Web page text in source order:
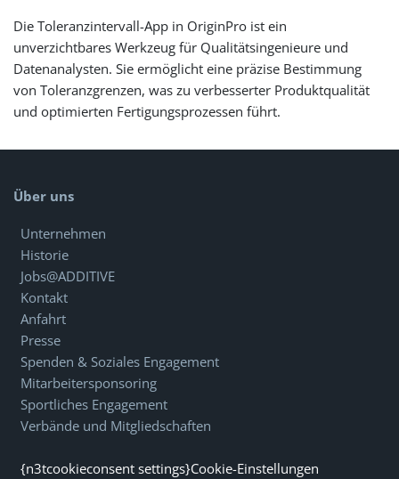
Die Toleranzintervall-App in OriginPro ist ein
unverzichtbares Werkzeug für Qualitätsingenieure und
Datenanalysten. Sie ermöglicht eine präzise Bestimmung
von Toleranzgrenzen, was zu verbesserter Produktqualität
und optimierten Fertigungsprozessen führt.
Über uns
Unternehmen
Historie
Jobs@ADDITIVE
Kontakt
Anfahrt
Presse
Spenden & Soziales Engagement
Mitarbeitersponsoring
Sportliches Engagement
Verbände und Mitgliedschaften
{n3tcookieconsent settings}Cookie-Einstellungen